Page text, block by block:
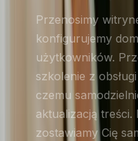
Przenosimy
konfigurujemy
użytkowników.
szkolenie z
czemu
aktualizacją
zostawiamy Cię